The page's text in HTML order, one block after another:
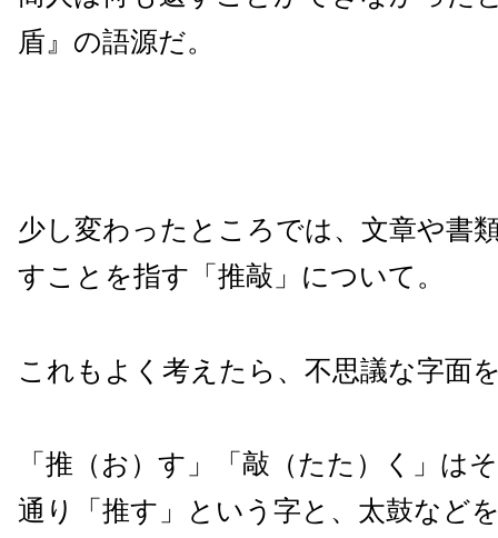
盾』の語源だ。
少し変わったところでは、文章や書
すことを指す「推敲」について。
これもよく考えたら、不思議な字面
「推（お）す」「敲（たた）く」は
通り「推す」という字と、太鼓など